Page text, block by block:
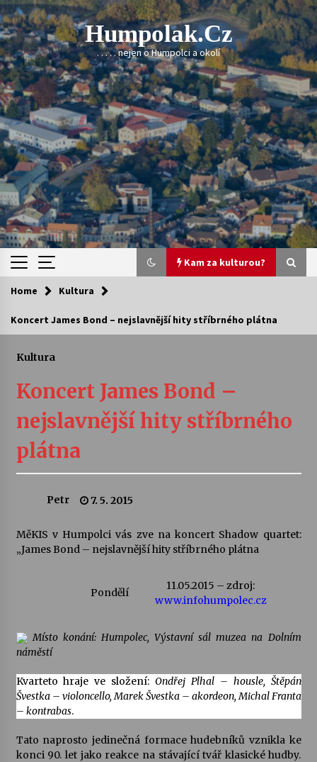
Skip
to
content
Humpolak.cz
. . . . . nejen o Humpolci a okolí
Kam za kulturou?
Kam za kulturou?
kapkou
30. 7. 2026
Veselí muzikanti
Pozvánka na integrační festival Quijotova
šedesátka: 28. 7.–1. 8. 2026
Letní koncerty ve Stromovce: Kolchoz a
23. 7. 2026
22. 7. 2026
Home Kultura
Koncert James Bond – nejslavnější hity stříbrného plátna
Kultura
Koncert James Bond –
nejslavnější hity stříbrného
plátna
Petr 7. 5. 2015
MěKIS v Humpolci vás zve na koncert Shadow quartet:
„James Bond – nejslavnější hity stříbrného plátna
Pondělí
11.05.2015 – zdroj:
www.infohumpolec.cz
Místo konání: Humpolec, Výstavní sál muzea na Dolním
náměstí
Kvarteto hraje ve složení: Ondřej Plhal – housle, Štěpán
Švestka – violoncello, Marek Švestka – akordeon, Michal Franta
– kontrabas.
Tato naprosto jedinečná formace hudebníků vznikla ke
konci 90. let jako reakce na stávající tvář klasické hudby.